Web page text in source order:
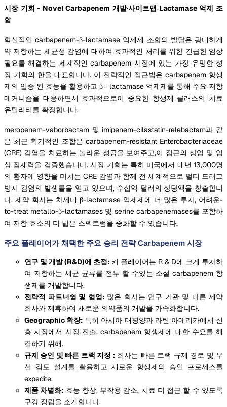
시장 기회 - Novel Carbapenem 개발·사이트맵‐Lactamase 억제 조
합
혁신적인 carbapenem-β-lactamase 억제제 조합의 발달은 광대하게
약 저항하는 세균성 감염에 대하여 효과적인 처리를 위한 긴급한 임상
필요를 해결하는 세계적인 carbapenem 시장에 있는 가장 유망한 성
장 기회의 한을 대표합니다. 이 전략적인 접근법은 carbapenem 항생
제의 입증 된 효능을 활용하고 β ‐ lactamase 억제제를 통해 주요 저항
메커니즘을 대응하면서 효과적으로이 중요한 항생제 클래스의 치료
유틸리티를 확장합니다.
meropenem-vaborbactam 및 imipenem-cilastatin-relebactam과 같
은 최근 획기적인 조합은 carbapenem-resistant Enterobacteriaceae
(CRE) 감염을 치료하는 놀라운 성공을 보여주고,이 접근의 상업 및 임
상 잠재력을 검증했습니다. 시장 기회는 특히 미국에서 매년 13,000명
의 환자에 영향을 미치는 CRE 감염과 함께 전 세계적으로 멀티 드러그
방지 감염의 발생률을 얻고 있으며, 수십억 달러의 상당액을 창출합니
다. 제약 회사는 차세대 β-lactamase 억제제에 더 많은 투자, 어려운-
to-treat metallo-β-lactamases 및 serine carbapenemases를 포함하
여 저항 효소의 더 넓은 스펙트럼을 중화할 수 있습니다.
주요 플레이어가 채택한 주요 승리 전략 Carbapenem 시장
연구 및 개발 (R&D)에 초점: 키 플레이어는 R & D에 크게 투자하
여 저항하는 세균 균류를 전투 할 수있는 소설 carbapenem 항
생제를 개발합니다.
전략적 파트너쉽 및 협업:많은 회사는 연구 기관 및 다른 제약
회사와 제휴하여 새로운 의약품의 개발을 가속화합니다.
Geographic 확장: 특히 아시아 태평양과 라틴 아메리카에서 신
흥 시장에서 시장 진출, carbapenem 항생제에 대한 수요를 해
결하기 위해.
규제 승인 및 빠른 트랙 지정 :회사는 빠른 트랙 규제 경로 및 우
선 검토 설계를 활용하고 새로운 항생제의 승인 프로세스를
expedite.
제품 차별화: 효능 향상, 부작용 감소, 치료 더 접근 할 수 있도록
구강 정립을 소개합니다.